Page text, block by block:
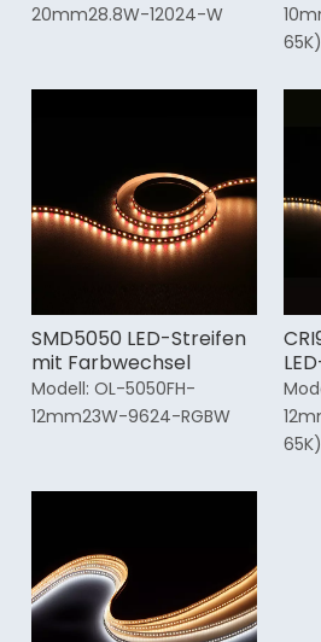
20mm28.8W-12024-W
65K)
SMD5050 LED-Streifen
mit Farbwechsel
Modell: OL-5050FH-
12mm23W-9624-RGBW
65K)